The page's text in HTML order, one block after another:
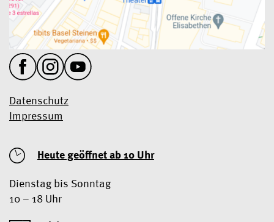
Datenschutz
Impressum
Heute geöffnet ab 10 Uhr
Dienstag bis Sonntag
10 – 18 Uhr